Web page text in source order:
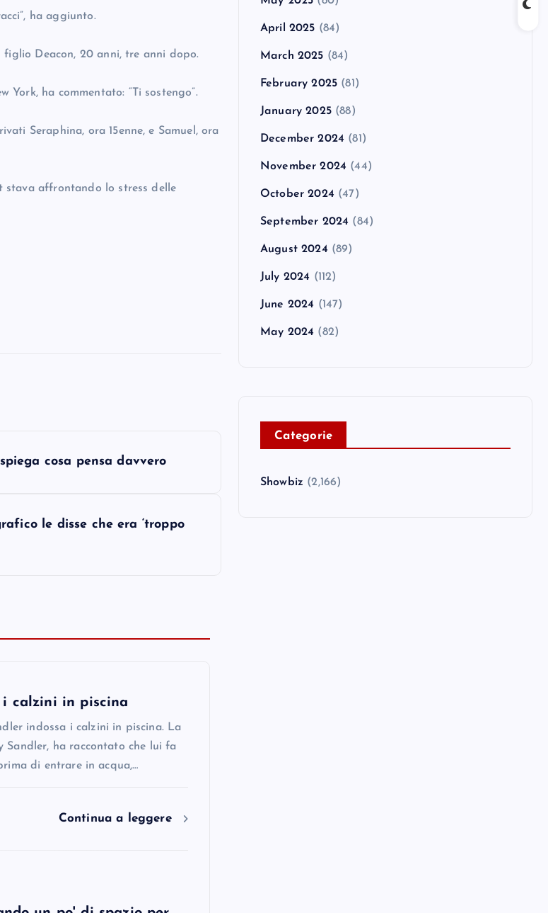
ha aggiunto.
figlio Deacon, 20 anni, tre anni dopo.
ha commentato: “Ti sostengo”.
Seraphina, ora 15enne, e Samuel, ora
stava affrontando lo stress delle
cosa pensa davvero
le disse che era ‘troppo
i calzini in piscina
indossa i calzini in piscina. La
Sandler, ha raccontato che lui fa
di entrare in acqua,…
Continua a leggere
April 2025 (84)
March 2025 (84)
February 2025 (81)
January 2025(88)
December 2024 (81)
November 2024 (44)
October 2024 (47)
September 2024 (84)
August 2024 (89)
July 2024 (112)
June 2024 (147)
May 2024 (82)
Categorie
Showbiz (2,166)